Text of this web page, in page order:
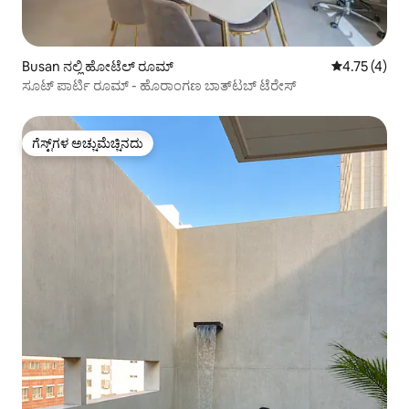
Busan ನಲ್ಲಿ ಹೋಟೆಲ್ ರೂಮ್ 5 ರಲ್ಲಿ 4.75
4.75 (4)
ಸೂಟ್ ಪಾರ್ಟಿ ರೂಮ್ - ಹೊರಾಂಗಣ ಬಾತ್‌ಟಬ್ ಟೆರೇಸ್
ಗೆಸ್ಟ್‌ಗಳ ಅಚ್ಚುಮೆಚ್ಚಿನದು
ಗೆಸ್ಟ್‌ಗಳ ಅಚ್ಚುಮೆಚ್ಚಿನದು